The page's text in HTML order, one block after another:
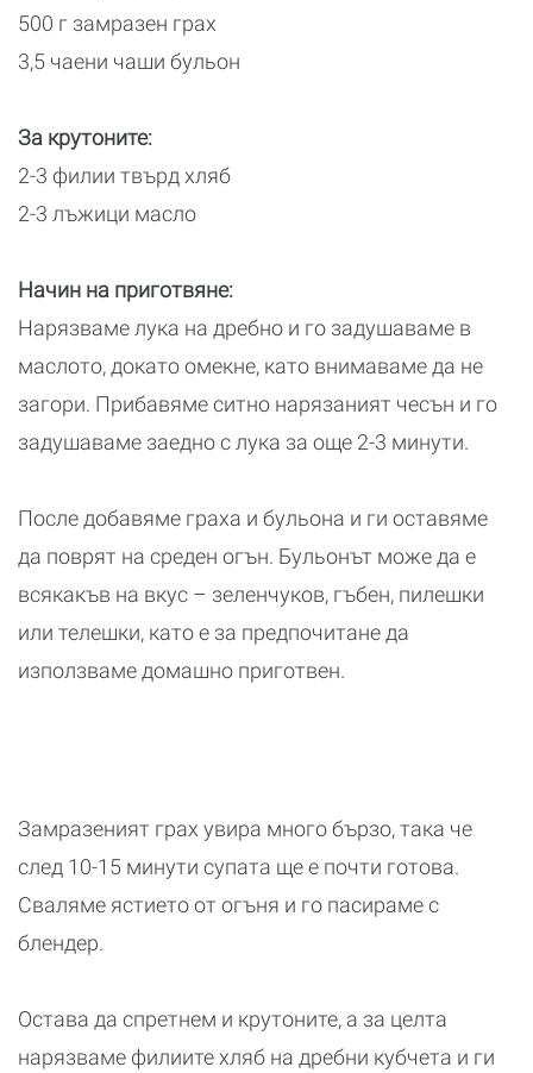
500 г замразен грах
3,5 чаени чаши бульон
За крутоните:
2-3 филии твърд хляб
2-3 лъжици масло
Начин на приготвяне:
Нарязваме лука на дребно и го задушаваме в
маслото, докато омекне, като внимаваме да не
загори. Прибавяме ситно нарязаният чесън и го
задушаваме заедно с лука за още 2-3 минути.
После добавяме граха и бульона и ги оставяме
да поврят на среден огън. Бульонът може да е
всякакъв на вкус – зеленчуков, гъбен, пилешки
или телешки, като е за предпочитане да
използваме домашно приготвен.
Замразеният грах увира много бързо, така че
след 10-15 минути супата ще е почти готова.
Сваляме ястието от огъня и го пасираме с
блендер.
Остава да спретнем и крутоните, а за целта
нарязваме филиите хляб на дребни кубчета и ги